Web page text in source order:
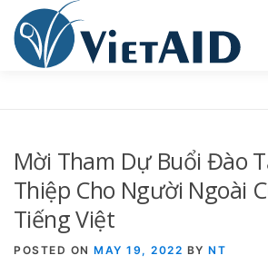
content
TRUNG TÂM CỘNG ĐỒNG SINH
Mời Tham Dự Buổi Đào
Thiệp Cho Người Ngoài
Tiếng Việt
POSTED ON MAY 19, 2022 BY NT